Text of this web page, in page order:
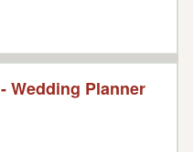
Wedding Planner